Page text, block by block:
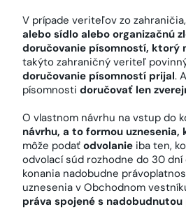
V prípade veriteľov zo
alebo sídlo alebo organizačnú
doručovanie písomností, ktorý
takýto zahraničný veriteľ
doručovanie písomností prijal.
písomnosti doručovať len
O vlastnom návrhu na vstup do
návrhu, a to formou
môže podať odvolanie iba ten,
odvolací súd rozhodne do 30
konania nadobudne
uznesenia v Obchodnom
práva spojené s